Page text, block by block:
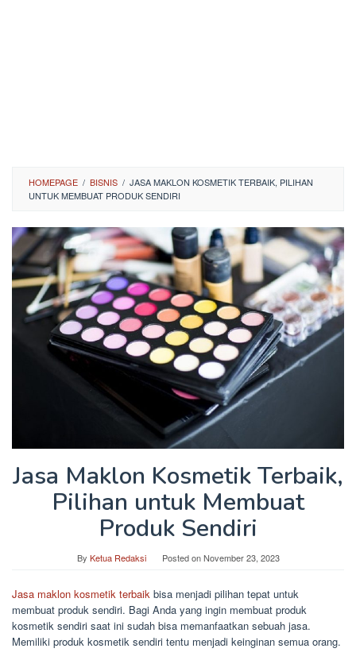
HOMEPAGE / BISNIS / JASA MAKLON KOSMETIK TERBAIK, PILIHAN
UNTUK MEMBUAT PRODUK SENDIRI
Jasa Maklon Kosmetik Terbaik,
Pilihan untuk Membuat
Produk Sendiri
By Ketua Redaksi Posted onNovember 23, 2023
Jasa maklon kosmetik terbaik bisa menjadi pilihan tepat untuk
membuat produk sendiri. Bagi Anda yang ingin membuat produk
kosmetik sendiri saat ini sudah bisa memanfaatkan sebuah jasa.
Memiliki produk kosmetik sendiri tentu menjadi keinginan semua orang.